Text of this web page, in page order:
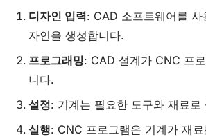
디자인 입력: CAD 소프트웨어를 사
자인을 생성합니다.
프로그래밍: CAD 설계가 CNC 프
니다.
설정: 기계는 필요한 도구와 재료로
실행: CNC 프로그램은 기계가 재